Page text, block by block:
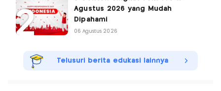
Agustus 2026 yang Mudah
Dipahami
06 Agustus 2026
Telusuri berita edukasi lainnya